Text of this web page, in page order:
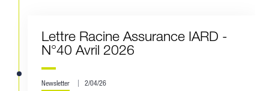
Lettre Racine Assurance IARD -
N°40 Avril 2026
Newsletter 2/04/26